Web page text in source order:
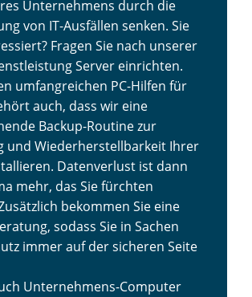
Unternehmens durch die
von IT-Ausfällen senken. Sie
Fragen Sie nach unserer
Server einrichten.
umfangreichen PC-Hilfen für
auch, dass wir eine
Backup-Routine zur
und Wiederherstellbarkeit Ihrer
Datenverlust ist dann
mehr, das Sie fürchten
bekommen Sie eine
sodass Sie in Sachen
immer auf der sicheren Seite
Unternehmens-Computer